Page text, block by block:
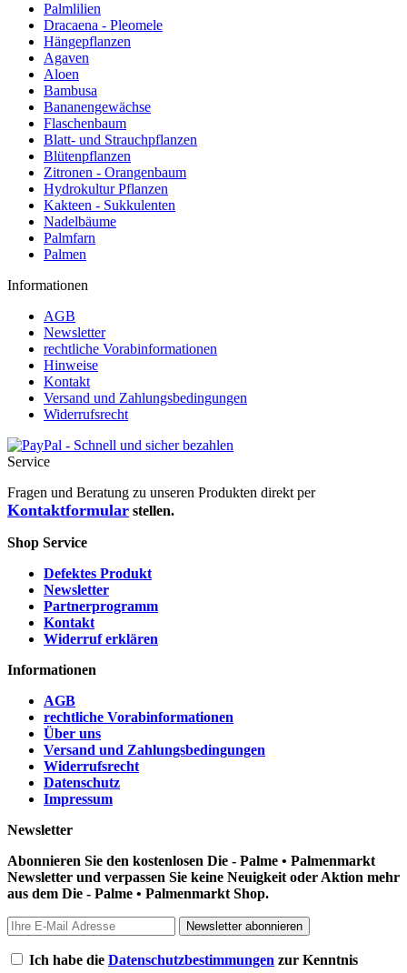
Palmlilien
Dracaena - Pleomele
Hängepflanzen
Agaven
Aloen
Bambusa
Bananengewächse
Flaschenbaum
Blatt- und Strauchpflanzen
Blütenpflanzen
Zitronen - Orangenbaum
Hydrokultur Pflanzen
Kakteen - Sukkulenten
Nadelbäume
Palmfarn
Palmen
Informationen
AGB
Newsletter
rechtliche Vorabinformationen
Hinweise
Kontakt
Versand und Zahlungsbedingungen
Widerrufsrecht
Service
Fragen und Beratung zu unseren Produkten direkt per
Kontaktformular stellen.
Shop Service
Defektes Produkt
Newsletter
Partnerprogramm
Kontakt
Widerruf erklären
Informationen
AGB
rechtliche Vorabinformationen
Über uns
Versand und Zahlungsbedingungen
Widerrufsrecht
Datenschutz
Impressum
Newsletter
Abonnieren Sie den kostenlosen Die - Palme • Palmenmarkt
Newsletter und verpassen Sie keine Neuigkeit oder Aktion mehr
aus dem Die - Palme • Palmenmarkt Shop.
Newsletter abonnieren
Ich habe die Datenschutzbestimmungen zur Kenntnis